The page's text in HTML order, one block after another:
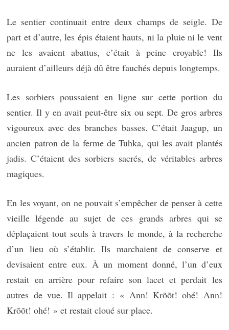
Le sentier continuait entre deux champs de seigle. De
part et d’autre, les épis étaient hauts, ni la pluie ni le vent
ne les avaient abattus, c’était à peine croyable! Ils
auraient d’ailleurs déjà dû être fauchés depuis longtemps.
Les sorbiers poussaient en ligne sur cette portion du
sentier. Il y en avait peut-être six ou sept. De gros arbres
vigoureux avec des branches basses. C’était Jaagup, un
ancien patron de la ferme de Tuhka, qui les avait plantés
jadis. C’étaient des sorbiers sacrés, de véritables arbres
magiques.
En les voyant, on ne pouvait s’empêcher de penser à cette
vieille légende au sujet de ces grands arbres qui se
déplaçaient tout seuls à travers le monde, à la recherche
d’un lieu où s’établir. Ils marchaient de conserve et
devisaient entre eux. À un moment donné, l’un d’eux
restait en arrière pour refaire son lacet et perdait les
autres de vue. Il appelait : « Ann! Krõõt! ohé! Ann!
Krõõt! ohé! » et restait cloué sur place.